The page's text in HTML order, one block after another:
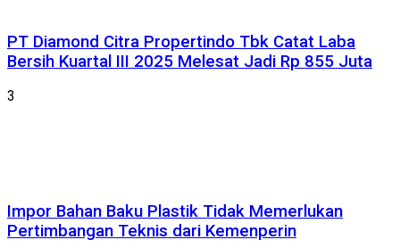
PT Diamond Citra Propertindo Tbk Catat Laba
Bersih Kuartal III 2025 Melesat Jadi Rp 855 Juta
3
Impor Bahan Baku Plastik Tidak Memerlukan
Pertimbangan Teknis dari Kemenperin